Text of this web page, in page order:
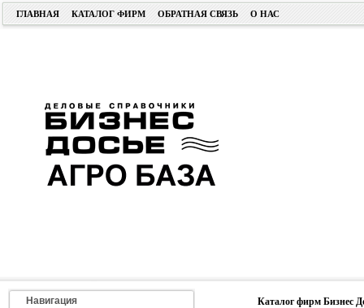
ГЛАВНАЯ КАТАЛОГ ФИРМ ОБРАТНАЯ СВЯЗЬ О НАС
Навигация Каталог фирм Бизнес